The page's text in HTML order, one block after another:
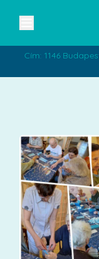
Cím: 1146